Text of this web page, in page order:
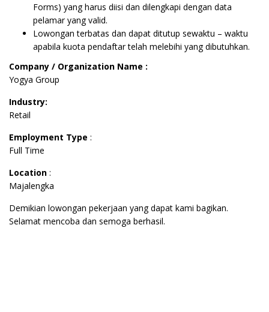
Forms) yang harus diisi dan dilengkapi dengan data
pelamar yang valid.
Lowongan terbatas dan dapat ditutup sewaktu – waktu
apabila kuota pendaftar telah melebihi yang dibutuhkan.
Company / Organization Name :
Yogya Group
Industry:
Retail
Employment Type :
Full Time
Location :
Majalengka
Demikian lowongan pekerjaan yang dapat kami bagikan.
Selamat mencoba dan semoga berhasil.